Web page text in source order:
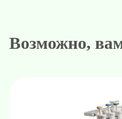
Возможно,